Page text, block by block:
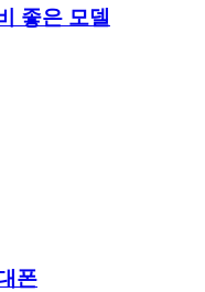
좋은 모델
폰